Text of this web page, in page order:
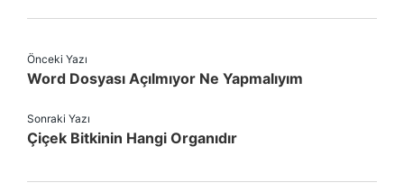
Önceki Yazı
Word Dosyası Açılmıyor Ne Yapmalıyım
Sonraki Yazı
Çiçek Bitkinin Hangi Organıdır